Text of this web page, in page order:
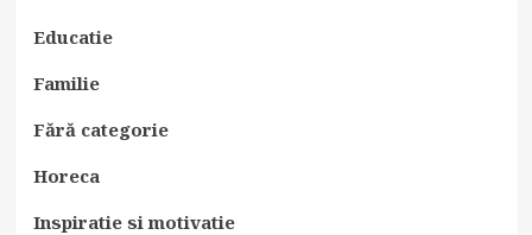
Educatie
Familie
Fără categorie
Horeca
Inspiratie si motivatie